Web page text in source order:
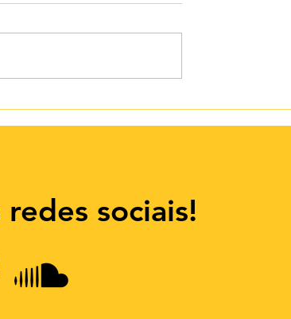
Onde o vôlei encontra o
sociais!